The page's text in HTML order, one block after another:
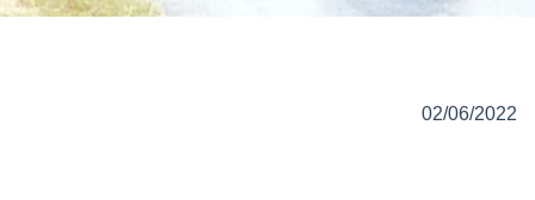
02/06/2022